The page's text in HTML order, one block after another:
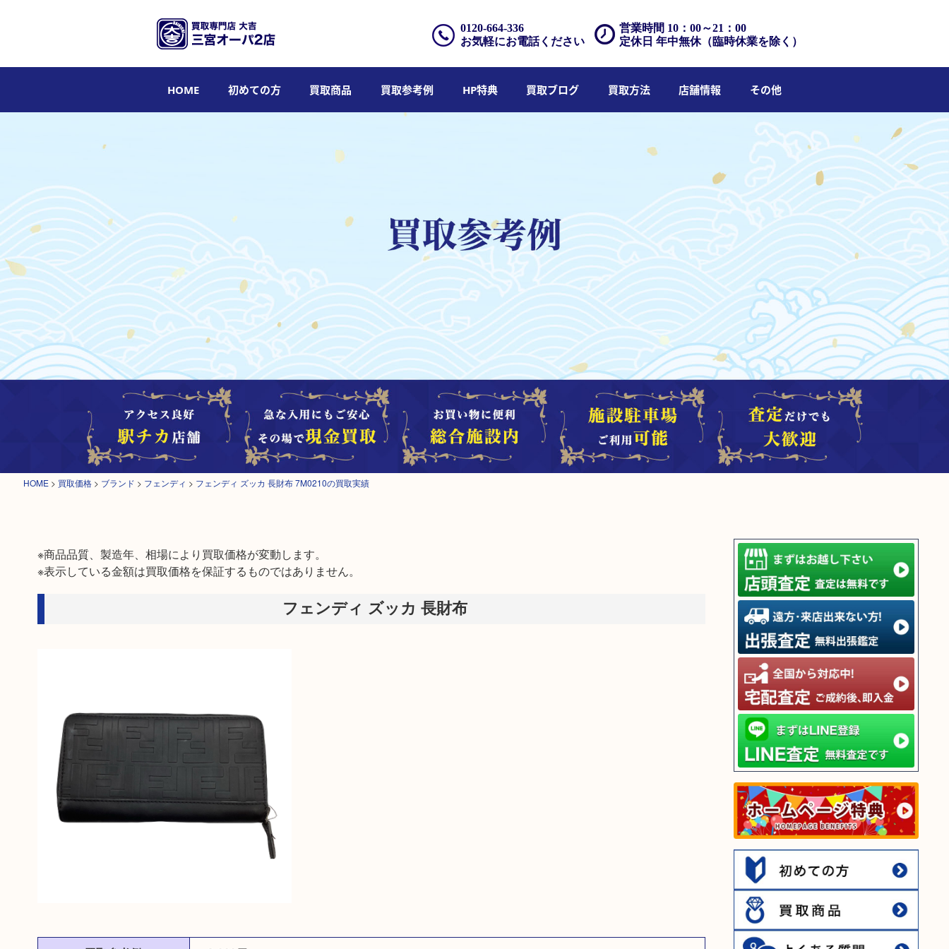
営業時間 10：00～21：00
定休日 年中無休（臨時休業を除く）
0120-664-336
お気軽にお電話ください
HOME 初めての方 買取商品 買取参考例 HP特典 買取ブログ 買取方法 店舗情報 その他
HOME > 買取価格 > ブランド > フェンディ > フェンディ ズッカ 長財布 7M0210の買取実績
※商品品質、製造年、相場により買取価格が変動します。
※表示している金額は買取価格を保証するものではありません。
フェンディ ズッカ 長財布